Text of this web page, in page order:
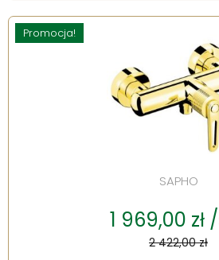
Promocja!
SAPHO
1 969,00 zł
2 422,00 zł